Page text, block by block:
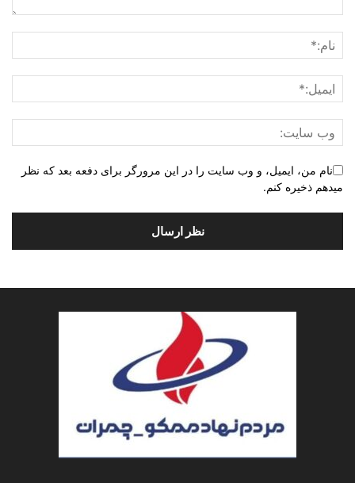
نام من، ایمیل، و وب سایت را در این مرورگر برای دفعه بعد که نظر
میدهم ذخیره کنم.